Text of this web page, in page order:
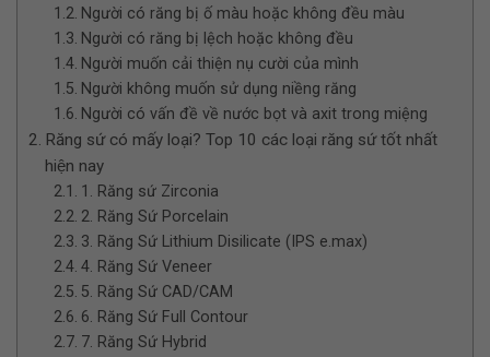
Người có răng bị ố màu hoặc không đều màu
Người có răng bị lệch hoặc không đều
Người muốn cải thiện nụ cười của mình
Người không muốn sử dụng niềng răng
Người có vấn đề về nước bọt và axit trong miệng
Răng sứ có mấy loại? Top 10 các loại răng sứ tốt nhất
hiện nay
1. Răng sứ Zirconia
2. Răng Sứ Porcelain
3. Răng Sứ Lithium Disilicate (IPS e.max)
4. Răng Sứ Veneer
5. Răng Sứ CAD/CAM
6. Răng Sứ Full Contour
7. Răng Sứ Hybrid